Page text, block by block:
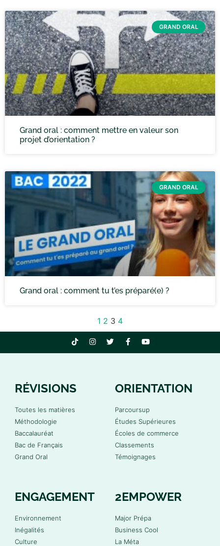
GRAND ORAL
Grand oral : comment mettre en valeur son
projet d’orientation ?
GRAND ORAL
Grand oral : comment tu t’es préparé(e) ?
1 2 3 4
RÉVISIONS
Toutes les matières
Méthodologie
Baccalauréat
Bac de Français
Grand Oral
ORIENTATION
Parcoursup
Études Supérieures
Écoles de commerce
Classements
Témoignages
ENGAGEMENT
Environnement
Inégalités
Culture
2EMPOWER
Major Prépa
Business Cool
La Méta